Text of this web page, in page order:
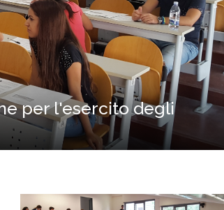
per l'esercito degli